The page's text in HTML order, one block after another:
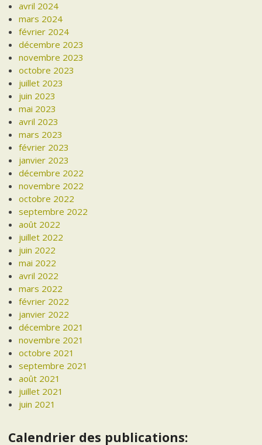
avril 2024
mars 2024
février 2024
décembre 2023
novembre 2023
octobre 2023
juillet 2023
juin 2023
mai 2023
avril 2023
mars 2023
février 2023
janvier 2023
décembre 2022
novembre 2022
octobre 2022
septembre 2022
août 2022
juillet 2022
juin 2022
mai 2022
avril 2022
mars 2022
février 2022
janvier 2022
décembre 2021
novembre 2021
octobre 2021
septembre 2021
août 2021
juillet 2021
juin 2021
Calendrier des publications: